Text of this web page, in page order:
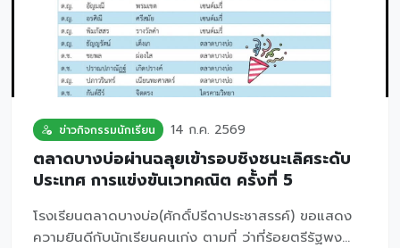
ข่าวกิจกรรมนักเรียน 14 ก.ค. 2569
ตลาดบางบ่อผ่านฉลุยเข้ารอบชิงชนะเลิศระดับ
ประเทศ การแข่งขันเวทคณิต ครั้งที่ 5
โรงเรียนตลาดบางบ่อ(ศักดิ์ปรีดาประชาสรรค์) ขอแสดง
ความยินดีกับนักเรียนคนเก่ง ตามที่ ว่าที่ร้อยตรีรัฐพง...